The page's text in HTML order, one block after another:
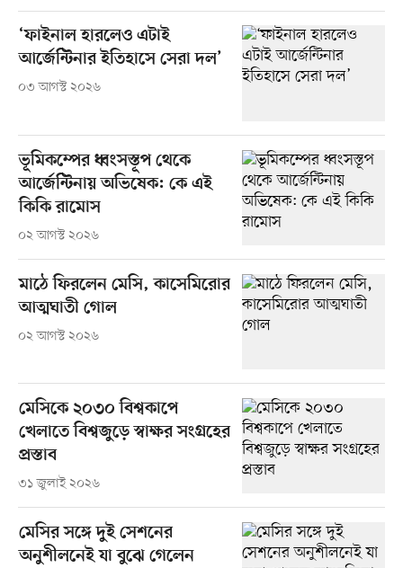
‘ফাইনাল হারলেও এটাই
আর্জেন্টিনার ইতিহাসে সেরা দল’
০৩ আগস্ট ২০২৬
ভূমিকম্পের ধ্বংসস্তূপ থেকে
আর্জেন্টিনায় অভিষেক: কে এই
কিকি রামোস
০২ আগস্ট ২০২৬
মাঠে ফিরলেন মেসি, কাসেমিরোর
আত্মঘাতী গোল
০২ আগস্ট ২০২৬
মেসিকে ২০৩০ বিশ্বকাপে
খেলাতে বিশ্বজুড়ে স্বাক্ষর সংগ্রহের
প্রস্তাব
৩১ জুলাই ২০২৬
মেসির সঙ্গে দুই সেশনের
অনুশীলনেই যা বুঝে গেলেন